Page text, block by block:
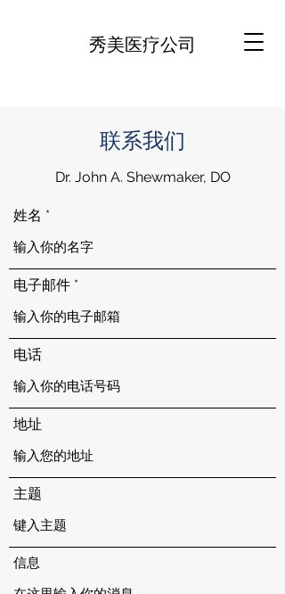
秀美医疗公司
联系我们
Dr. John A. Shewmaker, DO
姓名
电子邮件
电话
地址
主题
信息